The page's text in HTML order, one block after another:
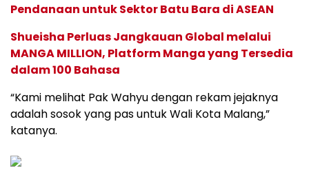
Pendanaan untuk Sektor Batu Bara di ASEAN
Shueisha Perluas Jangkauan Global melalui
MANGA MILLION, Platform Manga yang Tersedia
dalam 100 Bahasa
“Kami melihat Pak Wahyu dengan rekam jejaknya
adalah sosok yang pas untuk Wali Kota Malang,”
katanya.